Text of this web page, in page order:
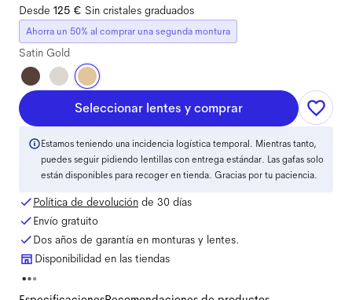
Desde 125 € Sin cristales graduados
Ahorra un 50% al comprar una segunda montura
Satin Gold
Seleccionar lentes y comprar
Estamos teniendo una incidencia logística temporal. Mientras tanto,
puedes seguir pidiendo lentillas con entrega estándar. Las gafas solo
están disponibles para recoger en tienda. Gracias por tu paciencia.
Política de devolución de 30 días
Envío gratuito
Dos años de garantía en monturas y lentes.
Disponibilidad en las tiendas